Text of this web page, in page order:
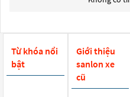
Từ khóa nổi
bật
Giới thiệu
sanlon xe
cũ